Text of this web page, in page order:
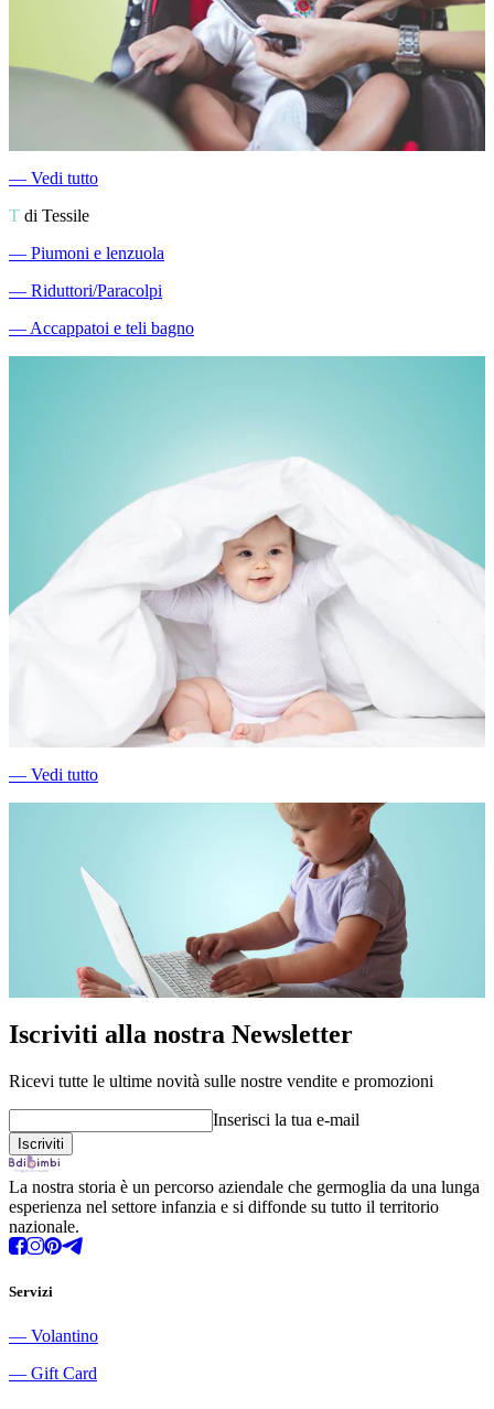
― Vedi tutto
T di Tessile
― Piumoni e lenzuola
― Riduttori/Paracolpi
―Accappatoi e teli bagno
― Vedi tutto
Iscriviti alla nostra Newsletter
Ricevi tutte le ultime novità sulle nostre vendite e promozioni
Inserisci la tua e-mail
La nostra storia è un percorso aziendale che germoglia da una lunga
esperienza nel settore infanzia e si diffonde su tutto il territorio
nazionale.
Servizi
― Volantino
― Gift Card